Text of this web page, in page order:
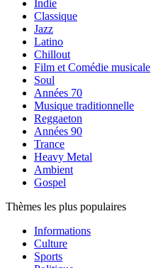
Indie
Classique
Jazz
Latino
Chillout
Film et Comédie musicale
Soul
Années 70
Musique traditionnelle
Reggaeton
Années 90
Trance
Heavy Metal
Ambient
Gospel
Thèmes les plus populaires
Informations
Culture
Sports